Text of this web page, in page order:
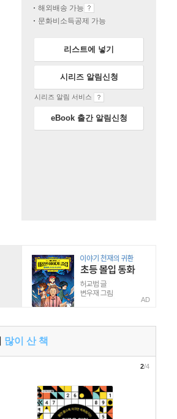
해외배송 가능
문화비소득공제 가능
리스트에 넣기
시리즈 알림신청
시리즈 알림 서비스
eBook 출간 알림신청
AD
많이 산 책
2/4